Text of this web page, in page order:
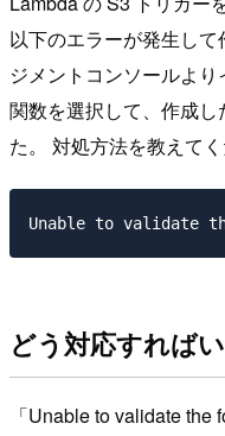
以下のエラーが発生し
ジメントコンソールよ
関数を選択して、作成
た。 対処方法を教えてく
どう対応すれば
「Unable to validate